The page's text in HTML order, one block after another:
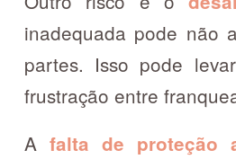
inadequada pode não
partes. Isso pode
frustração entre
A falta de proteção